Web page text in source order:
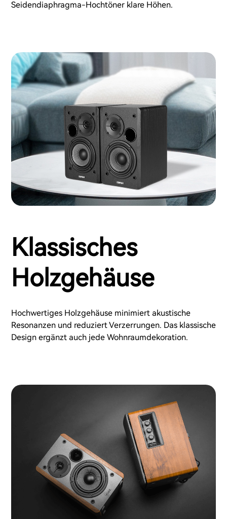
Seidendiaphragma-Hochtöner klare Höhen.
Klassisches
Holzgehäuse
Hochwertiges Holzgehäuse minimiert akustische
Resonanzen und reduziert Verzerrungen. Das klassische
Design ergänzt auch jede Wohnraumdekoration.